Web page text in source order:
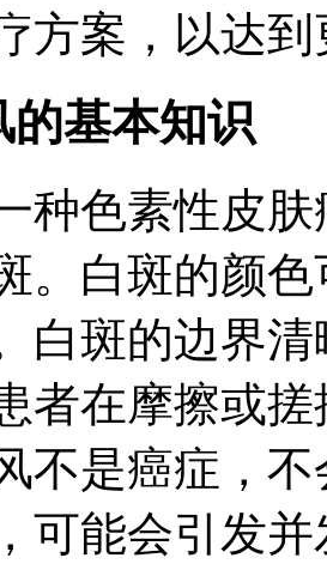
方案，以达
的基本知识
种色素性皮
。白斑的颜
白斑的边界
者在摩擦或
不是癌症，
可能会引发